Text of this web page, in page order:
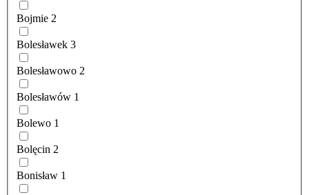
Bojmie 2
Bolesławek 3
Bolesławowo 2
Bolesławów 1
Bolewo 1
Bolęcin 2
Bonisław 1